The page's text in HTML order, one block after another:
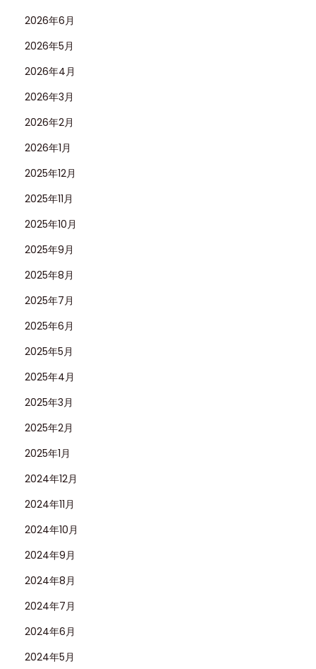
2026年6月
2026年5月
2026年4月
2026年3月
2026年2月
2026年1月
2025年12月
2025年11月
2025年10月
2025年9月
2025年8月
2025年7月
2025年6月
2025年5月
2025年4月
2025年3月
2025年2月
2025年1月
2024年12月
2024年11月
2024年10月
2024年9月
2024年8月
2024年7月
2024年6月
2024年5月